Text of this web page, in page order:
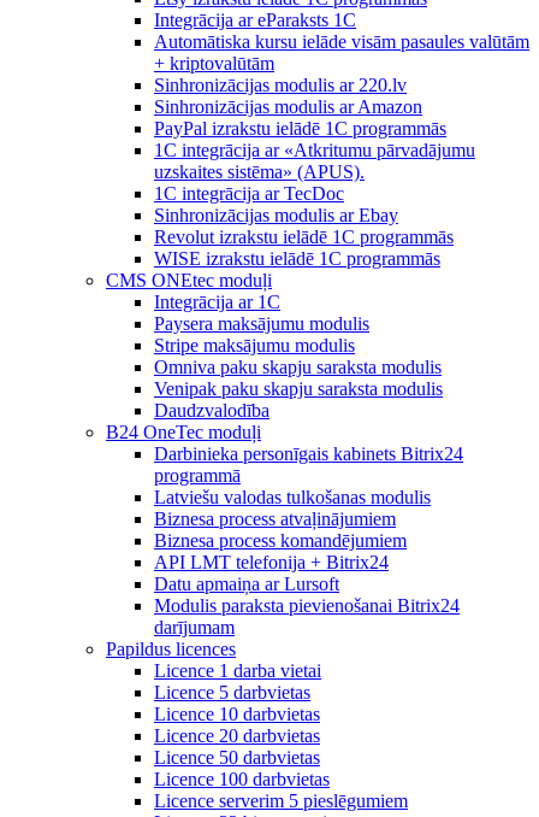
Integrācija ar eParaksts 1C
Automātiska kursu ielāde visām pasaules valūtām
+ kriptovalūtām
Sinhronizācijas modulis ar 220.lv
Sinhronizācijas modulis ar Amazon
PayPal izrakstu ielādē 1C programmās
1C integrācija ar «Atkritumu pārvadājumu
uzskaites sistēma» (APUS).
1C integrācija ar TecDoc
Sinhronizācijas modulis ar Ebay
Revolut izrakstu ielādē 1C programmās
WISE izrakstu ielādē 1C programmās
CMS ONEtec moduļi
Integrācija ar 1C
Paysera maksājumu modulis
Stripe maksājumu modulis
Omniva paku skapju saraksta modulis
Venipak paku skapju saraksta modulis
Daudzvalodība
B24 OneTec moduļi
Darbinieka personīgais kabinets Bitrix24
programmā
Latviešu valodas tulkošanas modulis
Biznesa process atvaļinājumiem
Biznesa process komandējumiem
API LMT telefonija + Bitrix24
Datu apmaiņa ar Lursoft
Modulis paraksta pievienošanai Bitrix24
darījumam
Papildus licences
Licence 1 darba vietai
Licence 5 darbvietas
Licence 10 darbvietas
Licence 20 darbvietas
Licence 50 darbvietas
Licence 100 darbvietas
Licence serverim 5 pieslēgumiem